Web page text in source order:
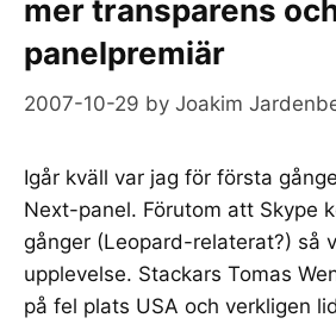
mer transparens
panelpremiär
2007-10-29 by Joakim
Igår kväll var jag för första
Next-panel. Förutom att Skype
gånger (Leopard-relaterat?) så
upplevelse. Stackars Tomas
på fel plats USA och verkligen